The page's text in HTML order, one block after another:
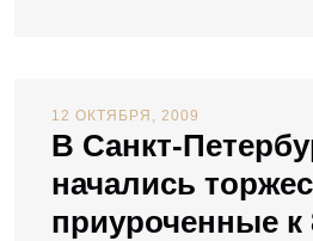
12 ОКТЯБРЯ, 2009
В Санкт-
начались
приуроченные к